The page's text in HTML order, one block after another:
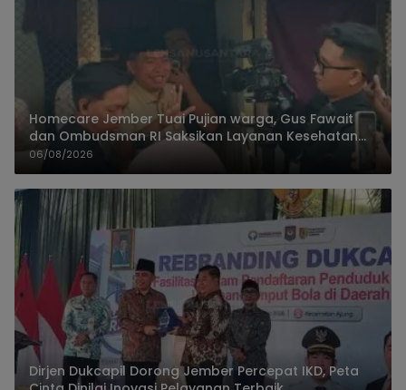
Homecare Jember Tuai Pujian warga, Gus Fawait
dan Ombudsman RI Saksikan Layanan Kesehatan
Rumah Pasien
06/08/2026
Dirjen Dukcapil Dorong Jember Percepat IKD, Peta